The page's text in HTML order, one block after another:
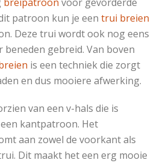
patroon kun je een trui breien
Deze trui wordt ook nog eens
beneden gebreid. Van boven
is een techniek die zorgt
en dus mooiere afwerking.
van een v-hals die is
kantpatroon. Het
aan zowel de voorkant als
Dit maakt het een erg mooie